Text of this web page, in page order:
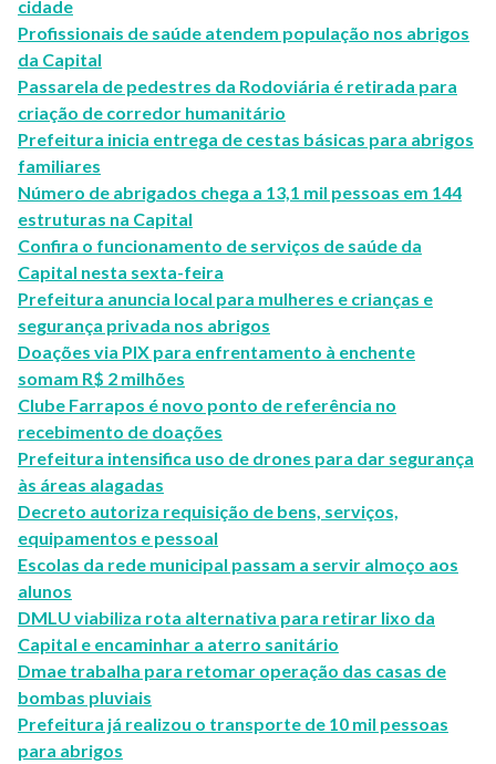
cidade
Profissionais de saúde atendem população nos abrigos
da Capital
Passarela de pedestres da Rodoviária é retirada para
criação de corredor humanitário
Prefeitura inicia entrega de cestas básicas para abrigos
familiares
Número de abrigados chega a 13,1 mil pessoas em 144
estruturas na Capital
Confira o funcionamento de serviços de saúde da
Capital nesta sexta-feira
Prefeitura anuncia local para mulheres e crianças e
segurança privada nos abrigos
Doações via PIX para enfrentamento à enchente
somam R$ 2 milhões
Clube Farrapos é novo ponto de referência no
recebimento de doações
Prefeitura intensifica uso de drones para dar segurança
às áreas alagadas
Decreto autoriza requisição de bens, serviços,
equipamentos e pessoal
Escolas da rede municipal passam a servir almoço aos
alunos
DMLU viabiliza rota alternativa para retirar lixo da
Capital e encaminhar a aterro sanitário
Dmae trabalha para retomar operação das casas de
bombas pluviais
Prefeitura já realizou o transporte de 10 mil pessoas
para abrigos